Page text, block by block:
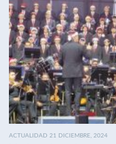
ACTUALIDAD 21 DICIEMBRE, 2024